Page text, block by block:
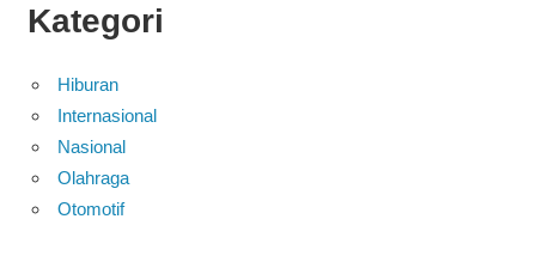
Kategori
Hiburan
Internasional
Nasional
Olahraga
Otomotif